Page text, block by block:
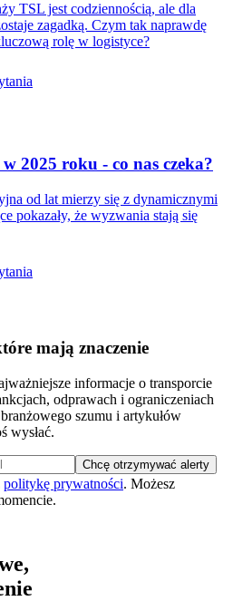
TSL jest codziennością, ale dla
zagadką. Czym tak naprawdę
rolę w logistyce?
2025 roku - co nas czeka?
od lat mierzy się z dynamicznymi
pokazały, że wyzwania stają się
mają znaczenie
informacje o transporcie
odprawach i ograniczeniach
szumu i artykułów
wysłać.
Chcę otrzymywać alerty
politykę prywatności. Możesz